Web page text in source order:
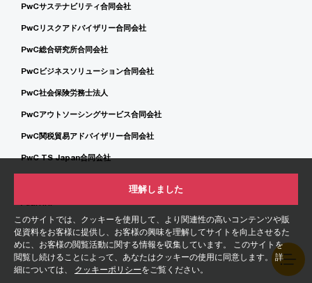
このサイトでは、クッキーを使用して、より関連性の高いコンテンツや販
促資料をお客様に提供し、お客様の興味を理解してサイトを向上させるた
めに、お客様の閲覧活動に関する情報を収集しています。 このサイトを
閲覧し続けることによって、あなたはクッキーの使用に同意します。 詳
細については、 クッキーポリシーをご覧ください。
理解しました
PwCサステナビリティ合同会社
PwCリスクアドバイザリー合同会社
PwC総合研究所合同会社
PwCビジネスソリューション合同会社
PwC社会保険労務士法人
PwCアウトソーシングサービス合同会社
PwC関税貿易アドバイザリー合同会社
PwC TS Japan合同会社